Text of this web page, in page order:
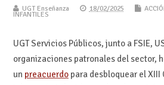
UGT Enseñanza 18/02/2025
INFANTILES
UGT Servicios Públicos, junto a FSIE,
organizaciones patronales del sector,
un preacuerdopara desbloquear el XIII